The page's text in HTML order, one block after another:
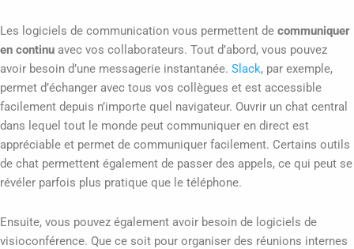
Les logiciels de communication vous permettent de communiquer
en continu avec vos collaborateurs. Tout d’abord, vous pouvez
avoir besoin d’une messagerie instantanée. Slack, par exemple,
permet d’échanger avec tous vos collègues et est accessible
facilement depuis n’importe quel navigateur. Ouvrir un chat central
dans lequel tout le monde peut communiquer en direct est
appréciable et permet de communiquer facilement. Certains outils
de chat permettent également de passer des appels, ce qui peut se
révéler parfois plus pratique que le téléphone.
Ensuite, vous pouvez également avoir besoin de logiciels de
visioconférence. Que ce soit pour organiser des réunions internes